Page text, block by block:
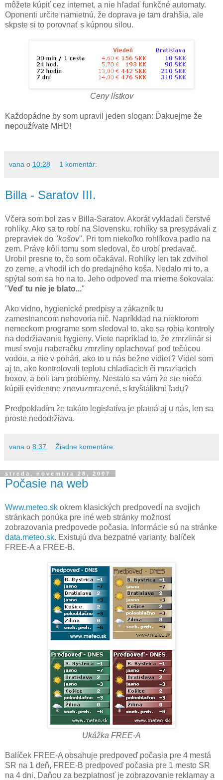
môžete kúpiť cez internet, a nie hľadať funkčné automaty.
Oponenti určite namietnú, že doprava je tam drahšia, ale
skpste si to porovnať s kúpnou silou.
Ceny lístkov
Každopádne by som upravil jeden slogan: Ďakuejme že
nepoužívate MHD!
vana o 10:28 1 komentár:
Billa - Saratov III.
Včera som bol zas v Billa-Saratov. Akorát vykladali čerstvé
rohliky. Ako sa to robí na Slovensku, rohlíky sa presypávali z
prepraviek do "košov". Pri tom niekoľko rohlíkova padlo na
zem. Práve kôli tomu som sledoval, čo urobí predavač.
Urobil presne to, čo som očakával. Rohlíky len tak zdvihol
zo zeme, a vhodil ich do predajného koša. Nedalo mi to, a
spýtal som sa ho na to. Jeho odpoveď ma mierne šokovala:
"Veď tu nie je blato..."
Ako vidno, hygienické predpisy a zákazník tu
zamestnancom nehovoria nič. Napríkklad na niektorom
nemeckom programe som sledoval to, ako sa robia kontroly
na dodržiavanie hygieny. Viete napríklad to, že zmrzlinár si
musí svoju naberačku zmrzliny oplachovať pod tečúcou
vodou, a nie v pohári, ako to u nás bežne vidieť? Videl som
aj to, ako kontrolovali teplotu chladiacich či mraziacich
boxov, a boli tam problémy. Nestalo sa vám že ste niečo
kúpili evidentne znovuzmrazené, s kryštálikmi ľadu?
Predpokladím že takáto legislatíva je platná aj u nás, len sa
proste nedodržiava.
vana o 8:37 Žiadne komentáre:
streda, novembra 28, 2007
Počasie na web
Www.meteo.sk okrem klasických predpovedí na svojich
stránkach ponúka pre iné web stránky možnosť
zobrazovania predpovede počasia. Informácie sú na stránke
data.meteo.sk. Existujú dva bezpatné varianty, balíček
FREE-A a FREE-B.
Ukážka FREE-A
Balíček FREE-A obsahuje predpoveď počasia pre 4 mestá
SR na 1 deň, FREE-B predpoveď počasia pre 1 mesto SR
na 4 dni. Daňou za bezplatnosť je zobrazovanie reklamay a